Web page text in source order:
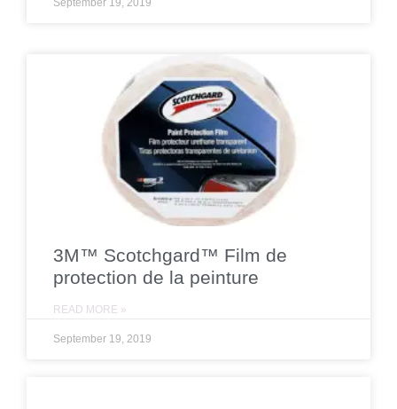
3M™ Scotchgard™ Film de
protection de la peinture
READ MORE »
September 19, 2019